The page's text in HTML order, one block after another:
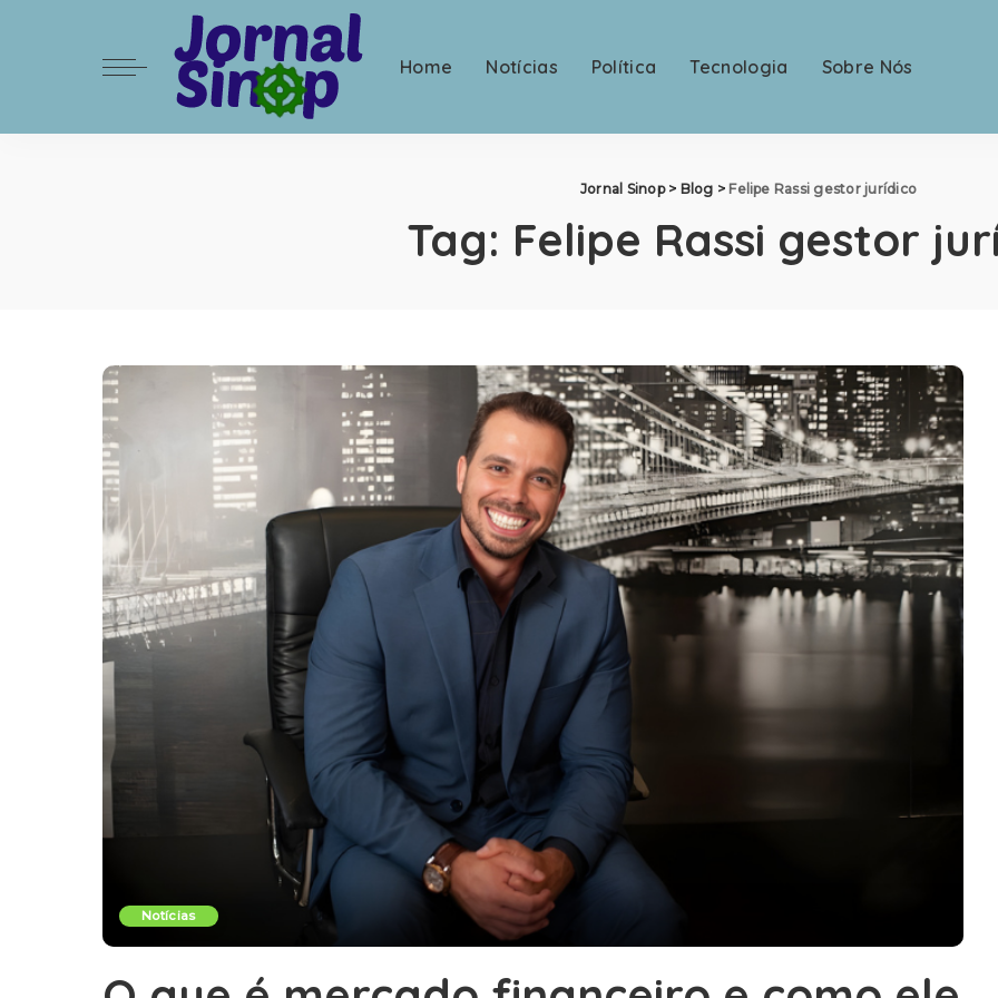
Home Notícias Política Tecnologia Sobre Nós
Jornal Sinop> Blog > Felipe Rassi gestor jurídico
Tag: Felipe Rassi gestor
Notícias